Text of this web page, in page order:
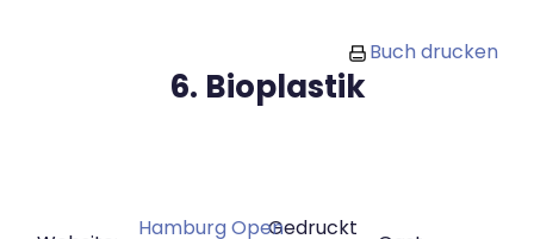
Buch drucken
6. Bioplastik
Hamburg OpenGedruckt